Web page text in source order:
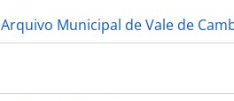
Arquivo Municipal de Vale de